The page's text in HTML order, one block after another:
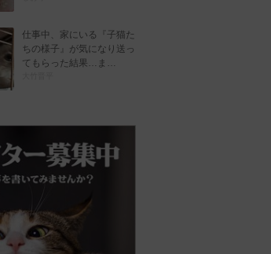
仕事中、家にいる『子猫た
ちの様子』が気になり送っ
てもらった結果…ま…